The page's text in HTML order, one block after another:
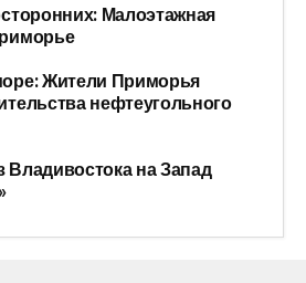
Малоэтажная
Жители Приморья
нефтеугольного
на Запад